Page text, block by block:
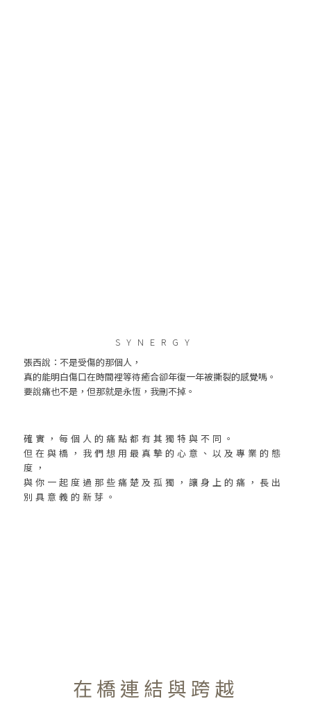
SYNERGY
張西說：不是受傷的那個人，
真的能明白傷口在時間裡等待癒合卻年復一年被撕裂的感覺嗎。
要說痛也不是，但那就是永恆，我刪不掉。
確實，每個人的痛點都有其獨特與不同。
但在與橋，我們想用最真摯的心意、以及專業的態
度，
與你一起度過那些痛楚及孤獨，讓身上的痛，長出
別具意義的新芽。
在橋連結與跨越